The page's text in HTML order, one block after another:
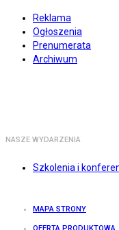
Reklama
Ogłoszenia
Prenumerata
Archiwum
NASZE WYDARZENIA
Szkolenia i
MAPA STRONY